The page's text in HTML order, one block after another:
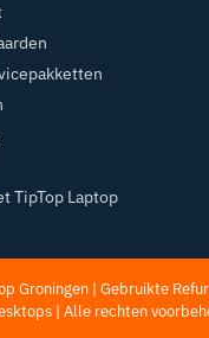
TipTop Laptop
Groningen | Gebruikte
| Alle rechten